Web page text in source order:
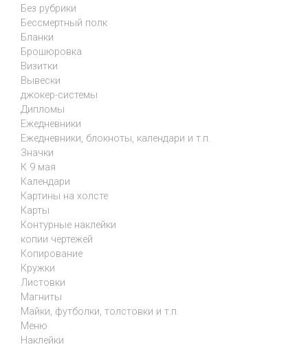
Без рубрики
Бессмертный полк
Бланки
Брошюровка
Визитки
Вывески
джокер-системы
Дипломы
Ежедневники
Ежедневники, блокноты, календари и т.п.
Значки
К 9 мая
Календари
Картины на холсте
Карты
Контурные наклейки
копии чертежей
Копирование
Кружки
Листовки
Магниты
Майки, футболки, толстовки и т.п.
Меню
Наклейки